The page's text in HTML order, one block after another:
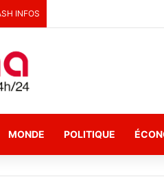
INFOS
MONDE POLITIQUE